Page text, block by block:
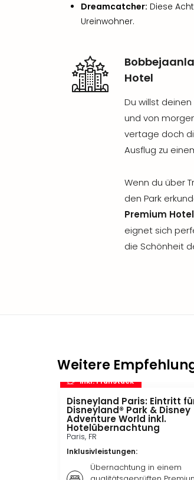
Dreamcatcher: Diese
Ureinwohner.
Hotel
Du willst deinen
und von
vertage doch
Ausflug zu
Wenn du über
den Park
Premium
eignet sich
die Schönheit
Weitere
inkl. Frühstück
Disneyland Paris: Eintritt
Disneyland® Park & Disney
Adventure World inkl.
Hotelübernachtung
Paris, FR
Inklusivleistungen:
Übernachtung in einem